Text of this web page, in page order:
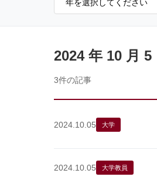
2024 年 10 月 5
3件の記事
2024.10.05 大学
2024.10.05 大学教員